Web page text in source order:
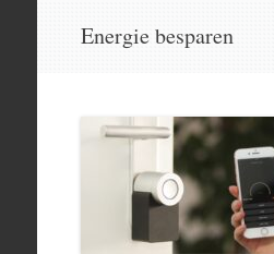
Energie besparen